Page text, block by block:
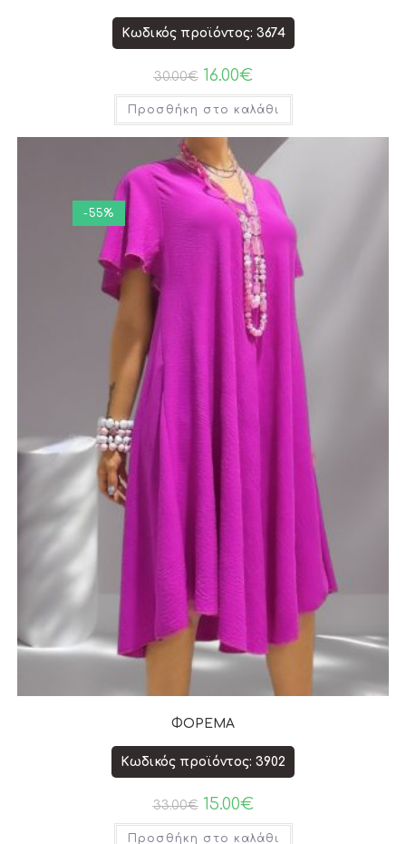
Κωδικός προϊόντος: 3674
30.00€ 16.00€
Προσθήκη στο καλάθι
-55%
ΦΟΡΕΜΑ
Κωδικός προϊόντος: 3902
33.00€ 15.00€
Προσθήκη στο καλάθι